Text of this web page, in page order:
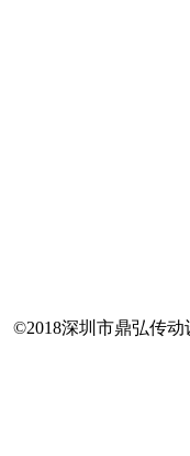
©2018深圳市鼎弘传